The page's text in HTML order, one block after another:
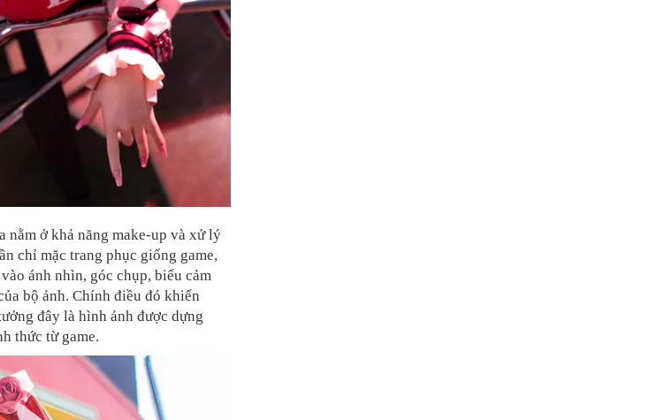
ở khả năng make-up và xử lý
chỉ mặc trang phục giống game,
ánh nhìn, góc chụp, biểu cảm
bộ ảnh. Chính điều đó khiến
đây là hình ảnh được dựng
thức từ game.